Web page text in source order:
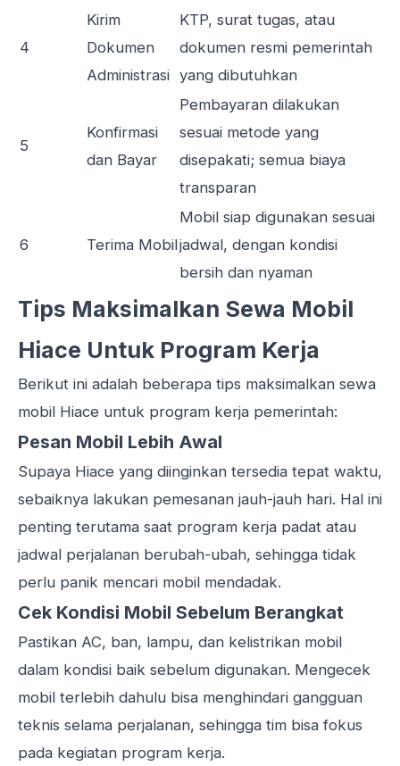
4
Kirim
Dokumen
Administrasi
KTP, surat tugas, atau
dokumen resmi pemerintah
yang dibutuhkan
5
Konfirmasi
dan Bayar
Pembayaran dilakukan
sesuai metode yang
disepakati; semua biaya
transparan
6 Terima Mobil
Mobil siap digunakan sesuai
jadwal, dengan kondisi
bersih dan nyaman
Tips Maksimalkan Sewa Mobil
Hiace Untuk Program Kerja
Berikut ini adalah beberapa tips maksimalkan sewa
mobil Hiace untuk program kerja pemerintah:
Pesan Mobil Lebih Awal
Supaya Hiace yang diinginkan tersedia tepat waktu,
sebaiknya lakukan pemesanan jauh-jauh hari. Hal ini
penting terutama saat program kerja padat atau
jadwal perjalanan berubah-ubah, sehingga tidak
perlu panik mencari mobil mendadak.
Cek Kondisi Mobil Sebelum Berangkat
Pastikan AC, ban, lampu, dan kelistrikan mobil
dalam kondisi baik sebelum digunakan. Mengecek
mobil terlebih dahulu bisa menghindari gangguan
teknis selama perjalanan, sehingga tim bisa fokus
pada kegiatan program kerja.